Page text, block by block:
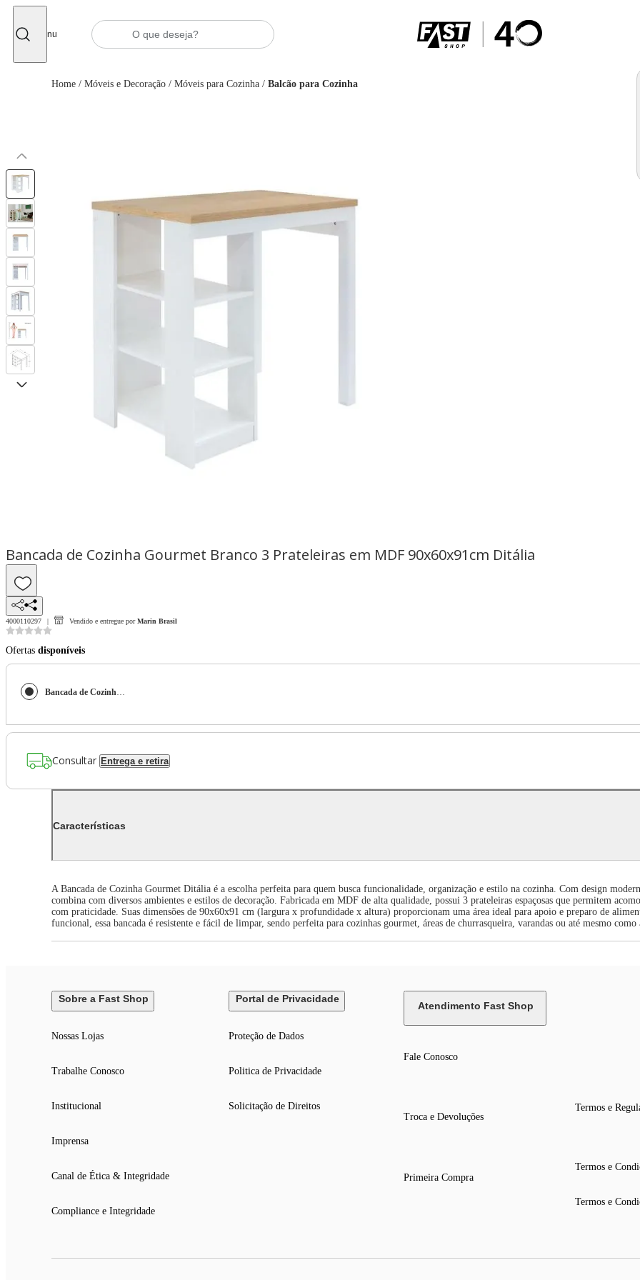
Menu
Home / Móveis e Decoração / Móveis para Cozinha / Balcão para Cozinha
Bancada de Cozinha Gourmet Branco 3 Prateleiras em MDF 90x60x91cm Ditália
4000110297 Vendido e entregue por Marin Brasil
Ofertas disponíveis
Bancada de Cozinha Gourmet Branco 3 Prateleiras em MDF 90x60x91cm Ditália
Consultar Entrega e retira
Características
A Bancada de Cozinha Gourmet Ditália é a escolha perfeita para quem busca funcionalidade, organização e estilo na cozinha. Com design
combina com diversos ambientes e estilos de decoração. Fabricada em MDF de alta qualidade, possui 3 prateleiras espaçosas que permitem
com praticidade. Suas dimensões de 90x60x91 cm (largura x profundidade x altura) proporcionam uma área ideal para apoio e preparo de
funcional, essa bancada é resistente e fácil de limpar, sendo perfeita para cozinhas gourmet, áreas de churrasqueira, varandas ou até mesmo como
Sobre a Fast Shop
Nossas Lojas
Trabalhe Conosco
Institucional
Imprensa
Canal de Ética & Integridade
Compliance e Integridade
Portal de Privacidade
Proteção de Dados
Politica de Privacidade
Solicitação de Direitos
Atendimento Fast Shop
Fale Conosco
Troca e Devoluções
Primeira Compra
Termos e
Termos e
Termos e